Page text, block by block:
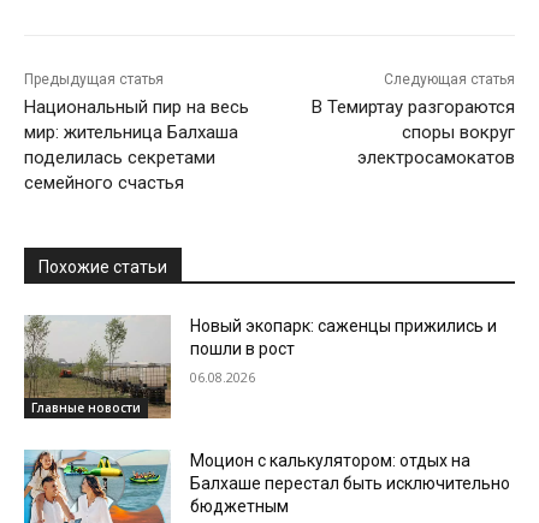
Предыдущая статья
Национальный пир на весь
мир: жительница Балхаша
поделилась секретами
семейного счастья
Следующая статья
В Темиртау разгораются
споры вокруг
электросамокатов
Похожие статьи
Главные новости
Новый экопарк: саженцы прижились и
пошли в рост
06.08.2026
Моцион с калькулятором: отдых на
Балхаше перестал быть исключительно
бюджетным